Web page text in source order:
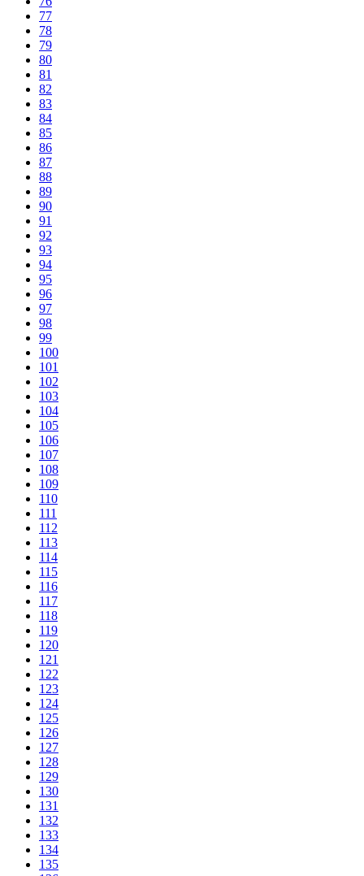
77
78
79
80
81
82
83
84
85
86
87
88
89
90
91
92
93
94
95
96
97
98
99
100
101
102
103
104
105
106
107
108
109
110
111
112
113
114
115
116
117
118
119
120
121
122
123
124
125
126
127
128
129
130
131
132
133
134
135